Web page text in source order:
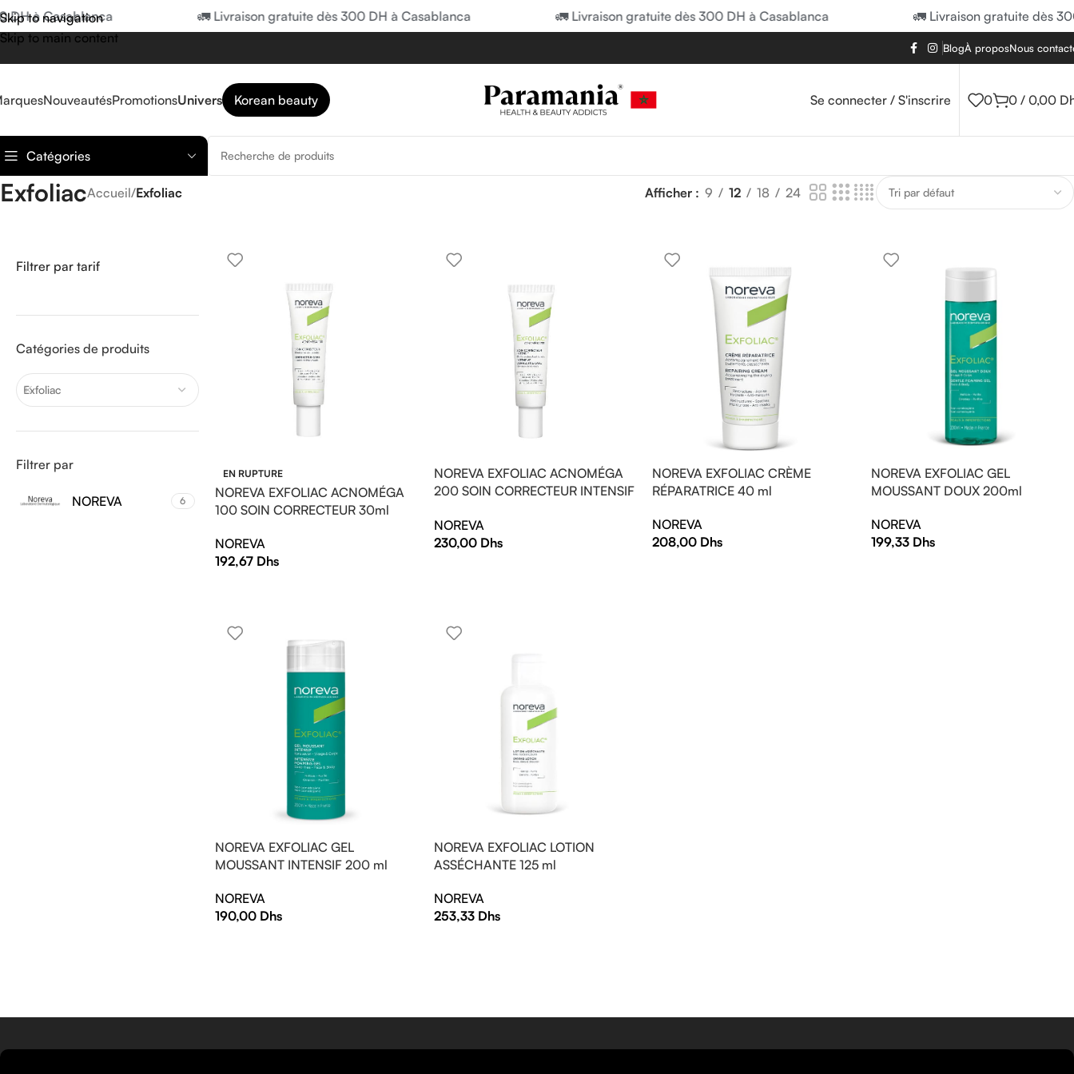
Skip to navigation
Skip to main content
à Casablanca 🚛 Livraison gratuite dès 300 DH à Casablanca 🚛 Livraison gratuite dès 300 DH à Casablanca 🚛 Livraison gratuite dès
BlogÀ proposNous
NouveautésPromotionsUnivers Korean beauty Se connecter / S'inscrire 0 0 / 0,00
Catégories
ExfoliacAccueil/Exfoliac Afficher 9 12 18 24
Filtrer par tarif
Catégories de produits
Exfoliac
Filtrer par
NOREVA 6
EN RUPTURE
NOREVA EXFOLIAC ACNOMÉGA
100 SOIN CORRECTEUR 30ml
NOREVA
192,67 Dhs
NOREVA EXFOLIAC ACNOMÉGA
200 SOIN CORRECTEUR INTENSIF
NOREVA
230,00 Dhs
NOREVA EXFOLIAC CRÈME
RÉPARATRICE 40 ml
NOREVA
208,00 Dhs
NOREVA EXFOLIAC GEL
MOUSSANT DOUX 200ml
NOREVA
199,33 Dhs
NOREVA EXFOLIAC GEL
MOUSSANT INTENSIF 200 ml
NOREVA
190,00 Dhs
NOREVA EXFOLIAC LOTION
ASSÉCHANTE 125 ml
NOREVA
253,33 Dhs